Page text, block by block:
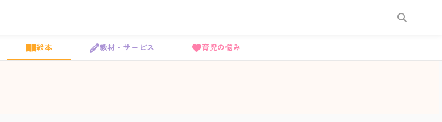
絵本 教材・サービス 育児の悩み